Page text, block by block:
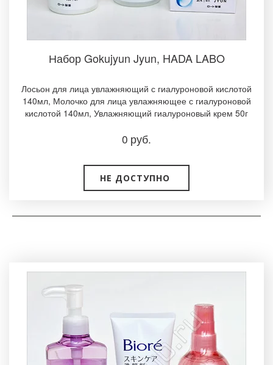
Набор Gokujyun Jyun, HADA LABO­
Лосьон для лица увлажняющий с гиалуроновой кислотой
140мл, Молочко для лица увлажняющее с гиалуроновой
кислотой 140мл, Увлажняющий гиалуроновый крем 50г
0 руб.
НЕ ДОСТУПНО